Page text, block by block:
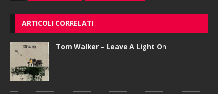
ARTICOLI CORRELATI
Tom Walker – Leave A Light On